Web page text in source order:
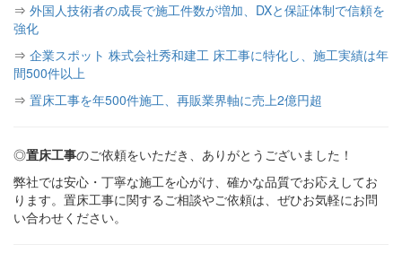
⇒ 外国人技術者の成長で施工件数が増加、DXと保証体制で信頼を
強化
⇒ 企業スポット 株式会社秀和建工 床工事に特化し、施工実績は年
間500件以上
⇒ 置床工事を年500件施工、再販業界軸に売上2億円超
◎置床工事のご依頼をいただき、ありがとうございました！
弊社では安心・丁寧な施工を心がけ、確かな品質でお応えしてお
ります。置床工事に関するご相談やご依頼は、ぜひお気軽にお問
い合わせください。